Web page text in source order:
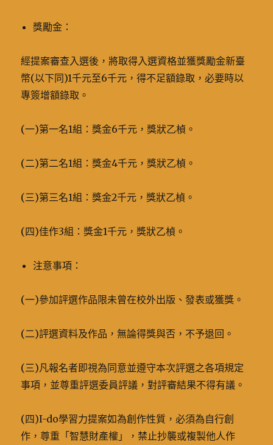
獎勵金：
經提案審查入選後，將取得入選資格並獲獎勵金新臺
幣(以下同)1千元至6千元，得不足額錄取，必要時以
專簽增額錄取。
(一)第一名1組：獎金6千元，獎狀乙楨。
(二)第二名1組：獎金4千元，獎狀乙楨。
(三)第三名1組：獎金2千元，獎狀乙楨。
(四)佳作3組：獎金1千元，獎狀乙楨。
注意事項：
(一)參加評選作品限未曾在校外出版、發表或獲獎。
(二)評選資料及作品，無論得獎與否，不予退回。
(三)凡報名者即視為同意並遵守本次評選之各項規定
事項，並尊重評選委員評議，對評審結果不得有議。
(四)I-do學習力提案如為創作性質，必須為自行創
作，尊重「智慧財產權」，禁止抄襲或複製他人作